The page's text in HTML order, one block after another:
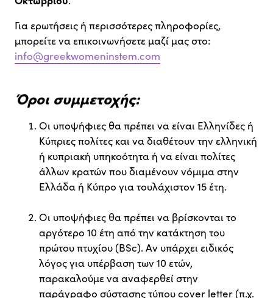
Για ερωτήσεις ή περισσότερες πληροφορίες,
μπορείτε να επικοινωνήσετε μαζί μας στο:
info@greekwomeninstem.com
Όροι συμμετοχής:
Οι υποψήφιες θα πρέπει να είναι Ελληνίδες ή
Κύπριες πολίτες και να διαθέτουν την ελληνική
ή κυπριακή υπηκοότητα ή να είναι πολίτες
άλλων κρατών που διαμένουν νόμιμα στην
Ελλάδα ή Κύπρο για τουλάχιστον 15 έτη.
Οι υποψήφιες θα πρέπει να βρίσκονται το
αργότερο 10 έτη από την κατάκτηση του
πρώτου πτυχίου (BSc). Αν υπάρχει ειδικός
λόγος για υπέρβαση των 10 ετών,
παρακαλούμε να αναφερθεί στην
παράγραφο σύστασης τύπου cover letter (π.χ.